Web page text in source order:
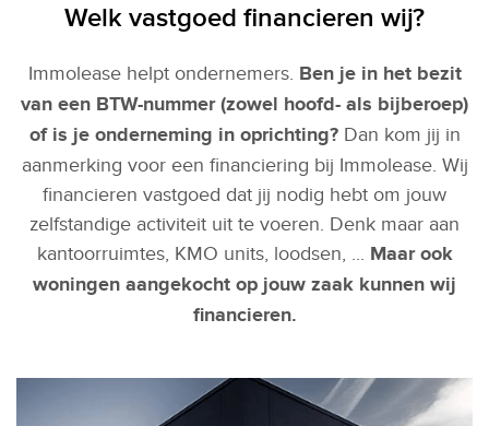
Welk vastgoed financieren wij?
Immolease helpt ondernemers. Ben je in het bezit
van een BTW-nummer (zowel hoofd- als bijberoep)
of is je onderneming in oprichting?Dan kom jij in
aanmerking voor een financiering bij Immolease. Wij
financieren vastgoed dat jij nodig hebt om jouw
zelfstandige activiteit uit te voeren. Denk maar aan
kantoorruimtes, KMO units, loodsen, ... Maar ook
woningen aangekocht op jouw zaak kunnen wij
financieren.